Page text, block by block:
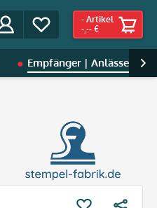
- Artikel
-,-- €
Empfänger | Anlässe 